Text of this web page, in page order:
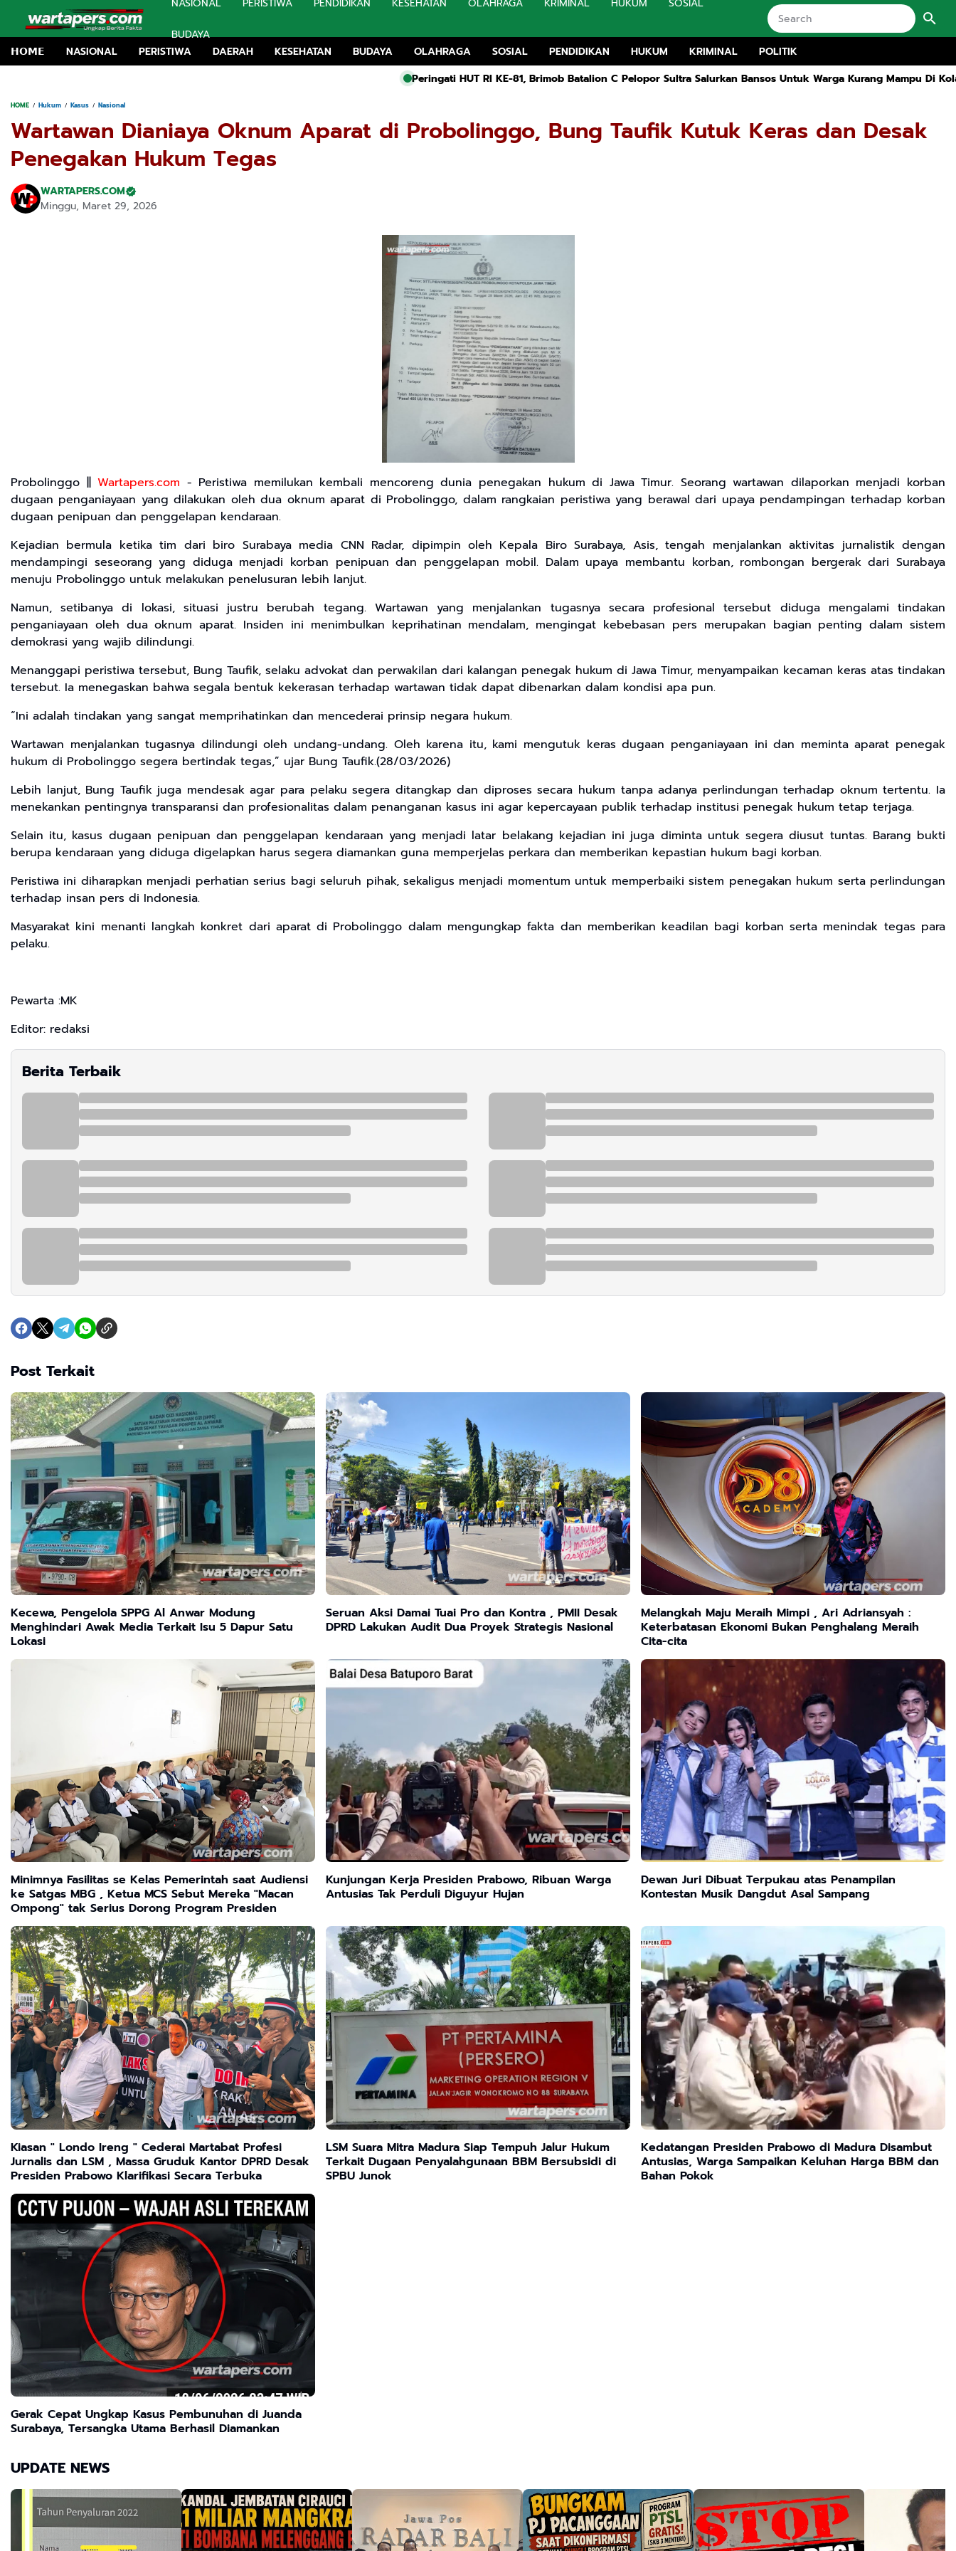
BUDAYA
𝗛𝗢𝗠𝗘
NASIONAL PERISTIWA DAERAH KESEHATAN BUDAYA OLAHRAGA SOSIAL PENDIDIKAN HUKUM KRIMINAL
POLITIK
Peringati HUT RI KE-81, Brimob Batalion C Pelopor Sultra Salurkan Bansos Untuk Warga Kurang Mampu Di Kolaka
Dugaan
HOME Hukum Kasus Nasional
Wartawan Dianiaya Oknum Aparat di Probolinggo, Bung Taufik Kutuk Keras dan Desak
Penegakan Hukum Tegas
WARTAPERS.COM
Minggu, Maret 29, 2026
Probolinggo ||Wartapers.com - Peristiwa memilukan kembali mencoreng dunia penegakan hukum di Jawa Timur. Seorang wartawan dilaporkan menjadi korban
dugaan penganiayaan yang dilakukan oleh dua oknum aparat di Probolinggo, dalam rangkaian peristiwa yang berawal dari upaya pendampingan terhadap korban
dugaan penipuan dan penggelapan kendaraan.
Kejadian bermula ketika tim dari biro Surabaya media CNN Radar, dipimpin oleh Kepala Biro Surabaya, Asis, tengah menjalankan aktivitas jurnalistik dengan
mendampingi seseorang yang diduga menjadi korban penipuan dan penggelapan mobil. Dalam upaya membantu korban, rombongan bergerak dari Surabaya
menuju Probolinggo untuk melakukan penelusuran lebih lanjut.
Namun, setibanya di lokasi, situasi justru berubah tegang. Wartawan yang menjalankan tugasnya secara profesional tersebut diduga mengalami tindakan
penganiayaan oleh dua oknum aparat. Insiden ini menimbulkan keprihatinan mendalam, mengingat kebebasan pers merupakan bagian penting dalam sistem
demokrasi yang wajib dilindungi.
Menanggapi peristiwa tersebut, Bung Taufik, selaku advokat dan perwakilan dari kalangan penegak hukum di Jawa Timur, menyampaikan kecaman keras atas tindakan
tersebut. Ia menegaskan bahwa segala bentuk kekerasan terhadap wartawan tidak dapat dibenarkan dalam kondisi apa pun.
“Ini adalah tindakan yang sangat memprihatinkan dan mencederai prinsip negara hukum.
Wartawan menjalankan tugasnya dilindungi oleh undang-undang. Oleh karena itu, kami mengutuk keras dugaan penganiayaan ini dan meminta aparat penegak
hukum di Probolinggo segera bertindak tegas,” ujar Bung Taufik.(28/03/2026)
Lebih lanjut, Bung Taufik juga mendesak agar para pelaku segera ditangkap dan diproses secara hukum tanpa adanya perlindungan terhadap oknum tertentu. Ia
menekankan pentingnya transparansi dan profesionalitas dalam penanganan kasus ini agar kepercayaan publik terhadap institusi penegak hukum tetap terjaga.
Selain itu, kasus dugaan penipuan dan penggelapan kendaraan yang menjadi latar belakang kejadian ini juga diminta untuk segera diusut tuntas. Barang bukti
berupa kendaraan yang diduga digelapkan harus segera diamankan guna memperjelas perkara dan memberikan kepastian hukum bagi korban.
Peristiwa ini diharapkan menjadi perhatian serius bagi seluruh pihak, sekaligus menjadi momentum untuk memperbaiki sistem penegakan hukum serta perlindungan
terhadap insan pers di Indonesia.
Masyarakat kini menanti langkah konkret dari aparat di Probolinggo dalam mengungkap fakta dan memberikan keadilan bagi korban serta menindak tegas para
pelaku.
Pewarta :MK
Editor: redaksi
Berita Terbaik
Post Terkait
Kecewa, Pengelola SPPG Al Anwar Modung
Menghindari Awak Media Terkait Isu 5 Dapur Satu
Lokasi
Seruan Aksi Damai Tuai Pro dan Kontra , PMII Desak
DPRD Lakukan Audit Dua Proyek Strategis Nasional
Melangkah Maju Meraih Mimpi , Ari Adriansyah :
Keterbatasan Ekonomi Bukan Penghalang Meraih
Cita-cita
Minimnya Fasilitas se Kelas Pemerintah saat Audiensi
ke Satgas MBG , Ketua MCS Sebut Mereka "Macan
Ompong" tak Serius Dorong Program Presiden
Kunjungan Kerja Presiden Prabowo, Ribuan Warga
Antusias Tak Perduli Diguyur Hujan
Dewan Juri Dibuat Terpukau atas Penampilan
Kontestan Musik Dangdut Asal Sampang
Kiasan " Londo Ireng " Cederai Martabat Profesi
Jurnalis dan LSM , Massa Gruduk Kantor DPRD Desak
Presiden Prabowo Klarifikasi Secara Terbuka
LSM Suara Mitra Madura Siap Tempuh Jalur Hukum
Terkait Dugaan Penyalahgunaan BBM Bersubsidi di
SPBU Junok
Kedatangan Presiden Prabowo di Madura Disambut
Antusias, Warga Sampaikan Keluhan Harga BBM dan
Bahan Pokok
Gerak Cepat Ungkap Kasus Pembunuhan di Juanda
Surabaya, Tersangka Utama Berhasil Diamankan
UPDATE NEWS